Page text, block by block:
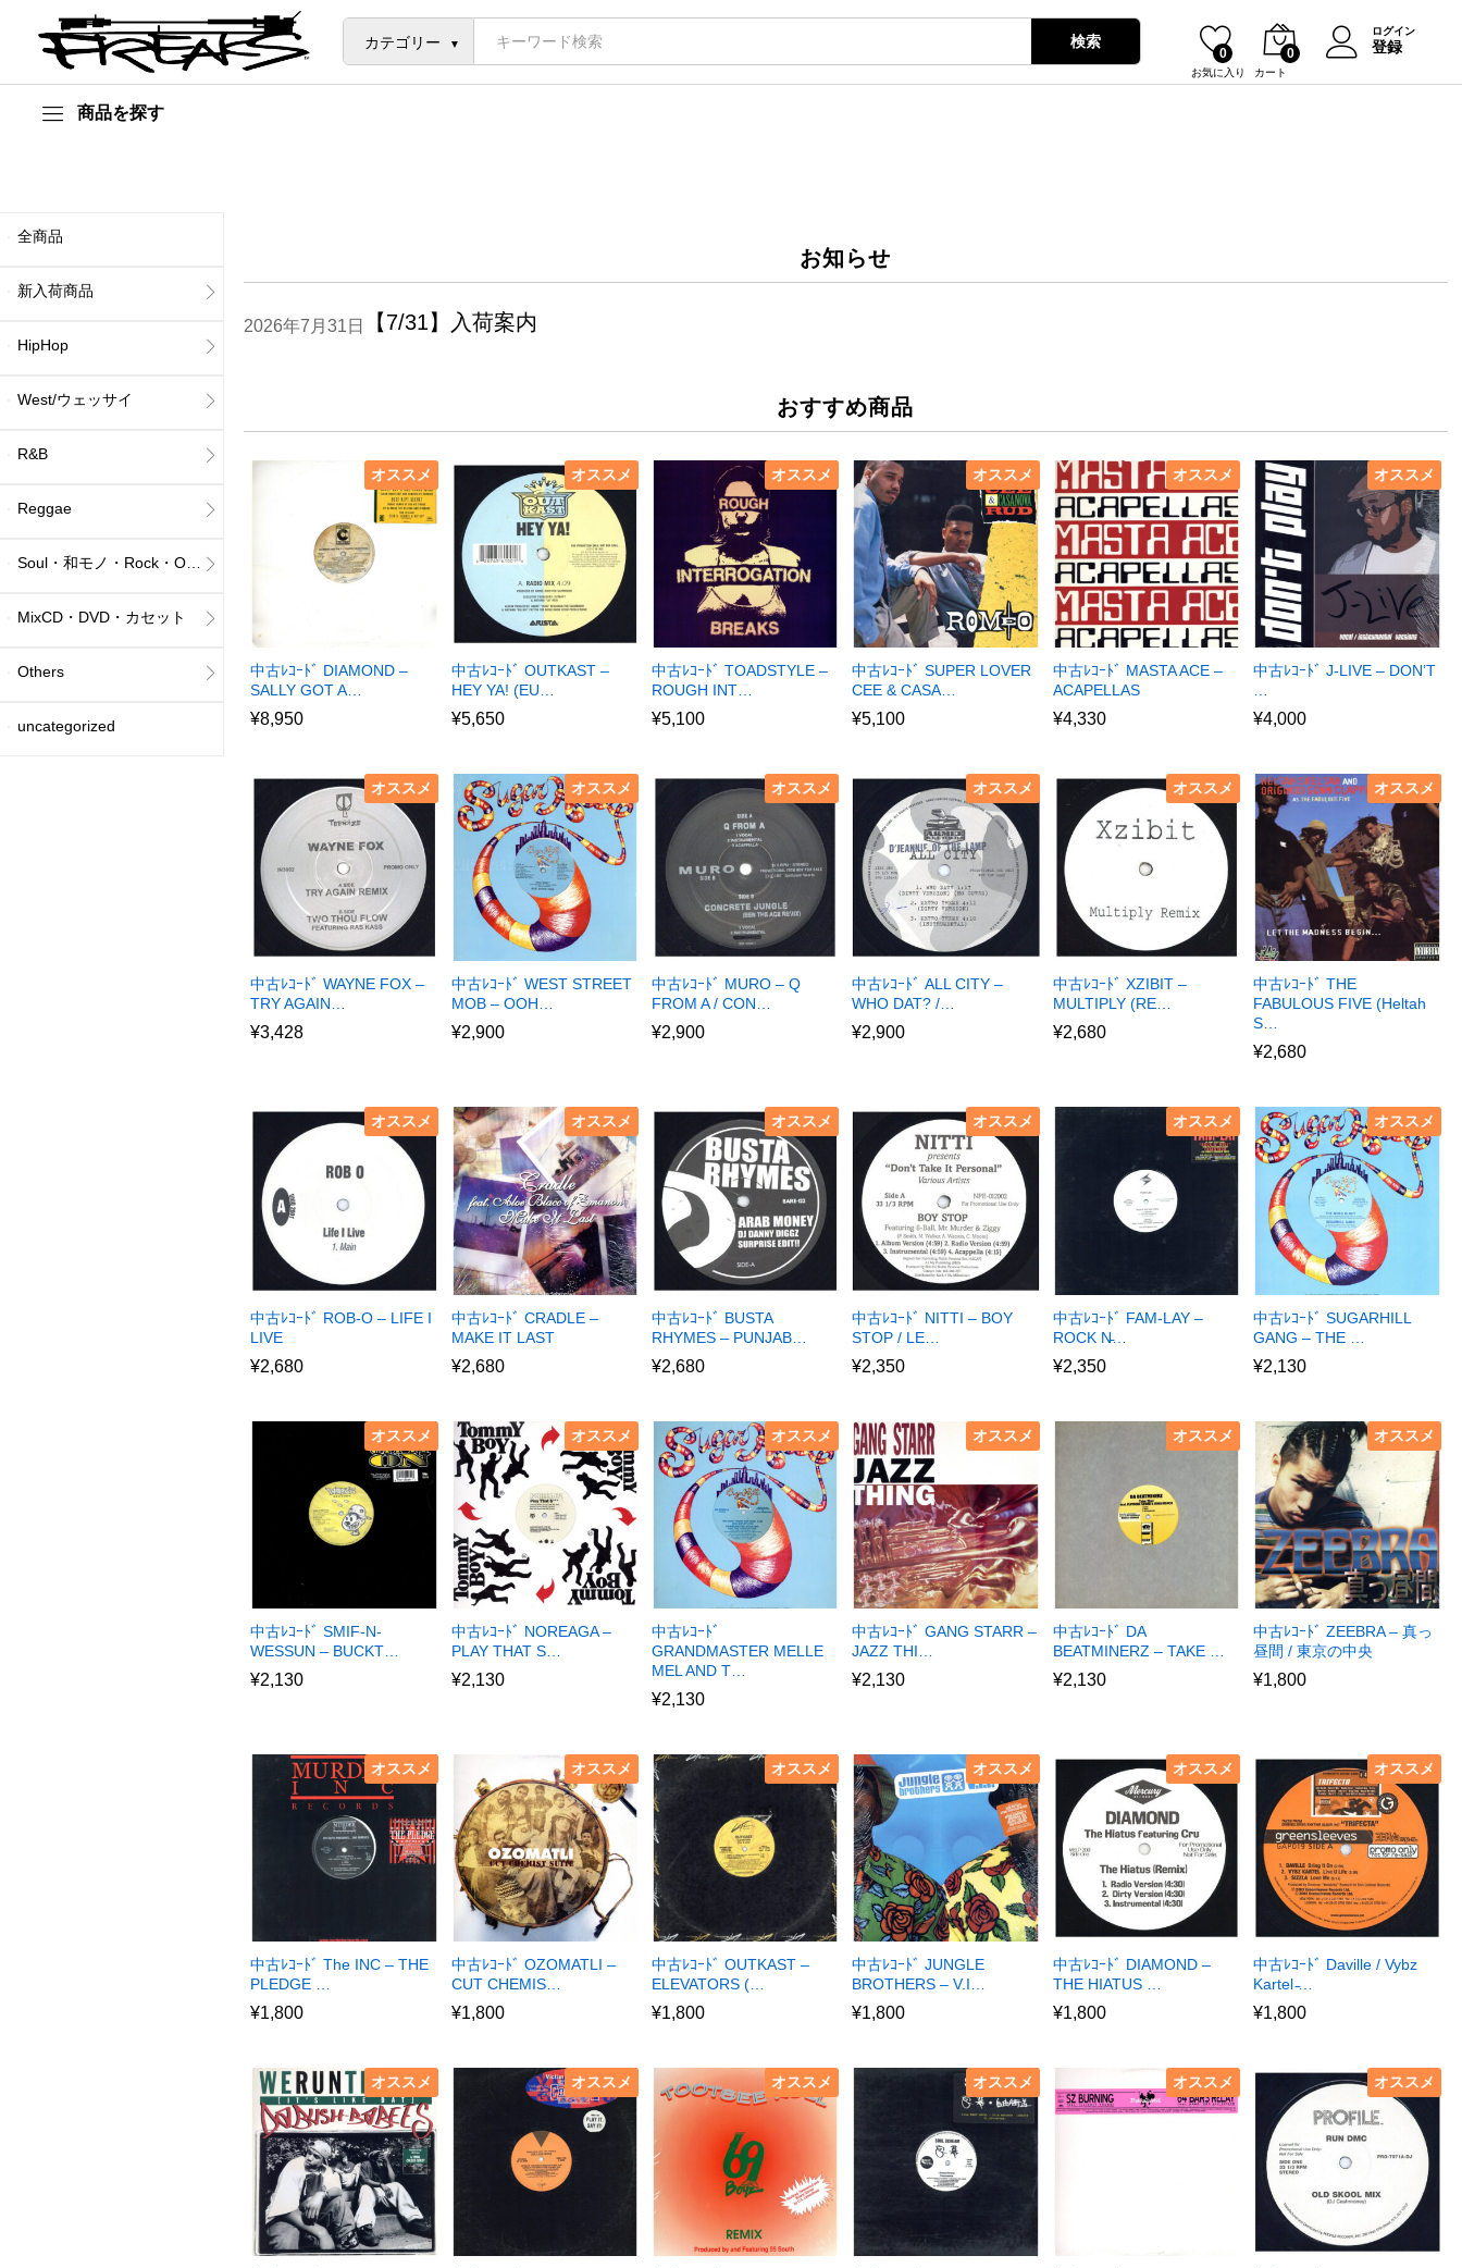
カテゴリー 検索
お気に入り
0
カート
0
ログイン
登録
商品を探す
お知らせ
【7/31】入荷案内
2026年7月31日
おすすめ商品
オススメ
中古ﾚｺｰﾄﾞ DIAMOND –
SALLY GOT A…
¥8,950
オススメ
中古ﾚｺｰﾄﾞ OUTKAST –
HEY YA! (EU…
¥5,650
オススメ
中古ﾚｺｰﾄﾞ TOADSTYLE –
ROUGH INT…
¥5,100
オススメ
中古ﾚｺｰﾄﾞ SUPER LOVER
CEE & CASA…
¥5,100
オススメ
中古ﾚｺｰﾄﾞ MASTA ACE –
ACAPELLAS
¥4,330
オススメ
中古ﾚｺｰﾄﾞ J-LIVE – DON’T
¥4,000
オススメ
中古ﾚｺｰﾄﾞ WAYNE FOX –
TRY AGAIN…
¥3,428
オススメ
中古ﾚｺｰﾄﾞ WEST STREET
MOB – OOH…
¥2,900
オススメ
中古ﾚｺｰﾄﾞ MURO – Q
FROM A / CON…
¥2,900
オススメ
中古ﾚｺｰﾄﾞ ALL CITY –
WHO DAT? /…
¥2,900
オススメ
中古ﾚｺｰﾄﾞ XZIBIT –
MULTIPLY (RE…
¥2,680
オススメ
中古ﾚｺｰﾄﾞ THE
FABULOUS FIVE (Heltah
S…
¥2,680
オススメ
中古ﾚｺｰﾄﾞ ROB-O – LIFE I
LIVE
¥2,680
オススメ
中古ﾚｺｰﾄﾞ CRADLE –
MAKE IT LAST
¥2,680
オススメ
中古ﾚｺｰﾄﾞ BUSTA
RHYMES – PUNJAB…
¥2,680
オススメ
中古ﾚｺｰﾄﾞ NITTI – BOY
STOP / LE…
¥2,350
オススメ
中古ﾚｺｰﾄﾞ FAM-LAY –
ROCK N̵…
¥2,350
オススメ
中古ﾚｺｰﾄﾞ SUGARHILL
GANG – THE …
¥2,130
オススメ
中古ﾚｺｰﾄﾞ SMIF-N-
WESSUN – BUCKT…
¥2,130
オススメ
中古ﾚｺｰﾄﾞ NOREAGA –
PLAY THAT S…
¥2,130
オススメ
中古ﾚｺｰﾄﾞ
GRANDMASTER MELLE
MEL AND T…
¥2,130
オススメ
中古ﾚｺｰﾄﾞ GANG STARR –
JAZZ THI…
¥2,130
オススメ
中古ﾚｺｰﾄﾞ DA
BEATMINERZ – TAKE …
¥2,130
オススメ
中古ﾚｺｰﾄﾞ ZEEBRA – 真っ
昼間 / 東京の中央
¥1,800
オススメ
中古ﾚｺｰﾄﾞ The INC – THE
PLEDGE …
¥1,800
オススメ
中古ﾚｺｰﾄﾞ OZOMATLI –
CUT CHEMIS…
¥1,800
オススメ
中古ﾚｺｰﾄﾞ OUTKAST –
ELEVATORS (…
¥1,800
オススメ
中古ﾚｺｰﾄﾞ JUNGLE
BROTHERS – V.I…
¥1,800
オススメ
中古ﾚｺｰﾄﾞ DIAMOND –
THE HIATUS …
¥1,800
オススメ
中古ﾚｺｰﾄﾞ Daville / Vybz
Kartel ̵…
¥1,800
オススメ オススメ オススメ オススメ オススメ オススメ
全商品
新入荷商品
HipHop
West/ウェッサイ
R&B
Reggae
Soul・和モノ・Rock・Others
MixCD・DVD・カセット
Others
uncategorized